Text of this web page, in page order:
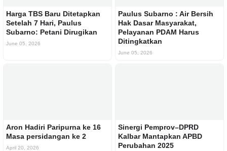
Harga TBS Baru Ditetapkan
Setelah 7 Hari, Paulus
Subarno: Petani Dirugikan
June 05, 2026
Paulus Subarno : Air Bersih
Hak Dasar Masyarakat,
Pelayanan PDAM Harus
Ditingkatkan
June 05, 2026
Aron Hadiri Paripurna ke 16
Masa persidangan ke 2
April 20, 2026
Sinergi Pemprov–DPRD
Kalbar Mantapkan APBD
Perubahan 2025